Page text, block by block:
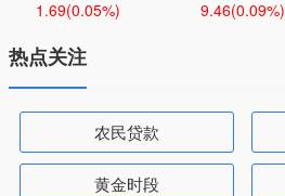
1.69(0.05%) 9.46(0.09%)
热点关注
农民贷款
黄金时段